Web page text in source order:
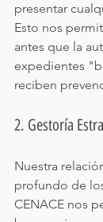
presentar
Esto nos
antes que la
expedientes
reciben
2. Gestoría
Nuestra
profundo de
CENACE nos